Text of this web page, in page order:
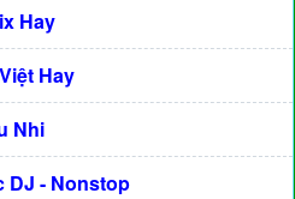
Hay
Hay
Nhi
DJ - Nonstop